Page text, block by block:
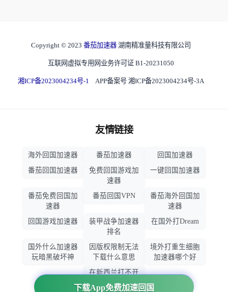
下载App免费加速回国
Copyright © 2023 番茄加速器 湖南精准量科技有限公司
互联网虚拟专用网业务许可证 B1-20231050
湘ICP备2023004234号-1 APP备案号 湘ICP备2023004234号-3A
友情链接
海外回国加速器 番茄加速器
回国加速器
番茄回国加速器
免费回国游戏加
速器
一键回国加速器
番茄免费回国加
速器
番茄回国VPN
番茄海外回国加
速器
回国游戏加速器
装甲战争加速器
排名
在国外打Dream
国外什么加速器
玩暗黑破坏神
因版权限制无法
下载什么意思
境外打重生细胞
加速器哪个好
在新西兰打不开
大智慧怎么办